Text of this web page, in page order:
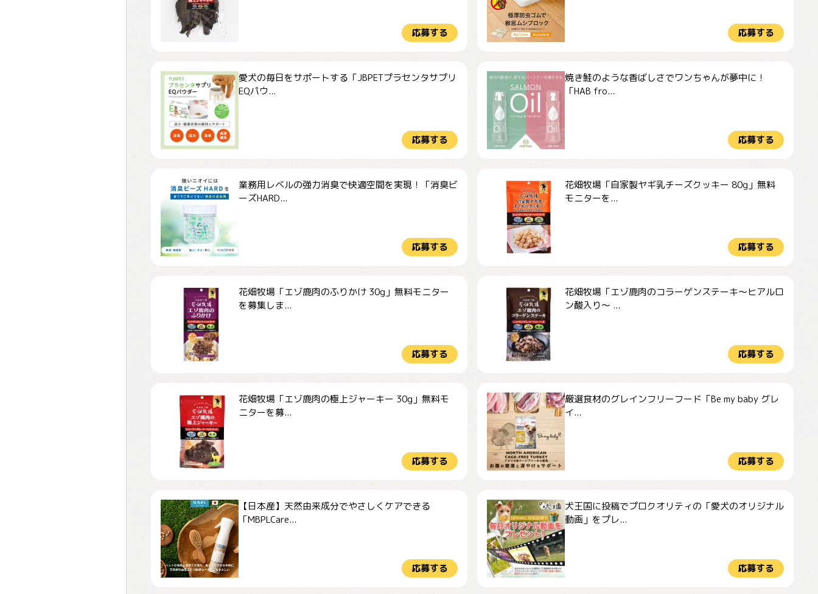
応募する 応募する
愛犬の毎日をサポートする「JBPETプラセンタサプリ
EQパウ...
応募する
焼き鮭のような香ばしさでワンちゃんが夢中に！
「HAB fro...
応募する
業務用レベルの強力消臭で快適空間を実現！「消臭ビ
ーズHARD...
応募する
花畑牧場「自家製ヤギ乳チーズクッキー 80g」無料
モニターを...
応募する
花畑牧場「エゾ鹿肉のふりかけ 30g」無料モニター
を募集しま...
応募する
花畑牧場「エゾ鹿肉のコラーゲンステーキ～ヒアルロ
ン酸入り～ ...
応募する
花畑牧場「エゾ鹿肉の極上ジャーキー 30g」無料モ
ニターを募...
応募する
厳選食材のグレインフリーフード「Be my baby グレ
イ...
応募する
【日本産】天然由来成分でやさしくケアできる
「MBPLCare...
応募する
犬王国に投稿でプロクオリティの「愛犬のオリジナル
動画」をプレ...
応募する